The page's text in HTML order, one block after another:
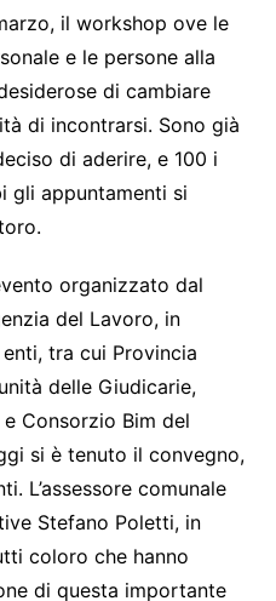
il workshop ove le
e le persone alla
di cambiare
di incontrarsi. Sono già
di aderire, e 100 i
gli appuntamenti si
organizzato dal
del Lavoro, in
tra cui Provincia
delle Giudicarie,
Consorzio Bim del
si è tenuto il convegno,
L’assessore comunale
Stefano Poletti, in
coloro che hanno
di questa importante